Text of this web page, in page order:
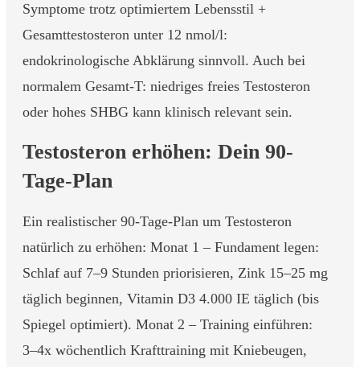
Symptome trotz optimiertem Lebensstil +
Gesamttestosteron unter 12 nmol/l:
endokrinologische Abklärung sinnvoll. Auch bei
normalem Gesamt-T: niedriges freies Testosteron
oder hohes SHBG kann klinisch relevant sein.
Testosteron erhöhen: Dein 90-
Tage-Plan
Ein realistischer 90-Tage-Plan um Testosteron
natürlich zu erhöhen: Monat 1 – Fundament legen:
Schlaf auf 7–9 Stunden priorisieren, Zink 15–25 mg
täglich beginnen, Vitamin D3 4.000 IE täglich (bis
Spiegel optimiert). Monat 2 – Training einführen:
3–4x wöchentlich Krafttraining mit Kniebeugen,